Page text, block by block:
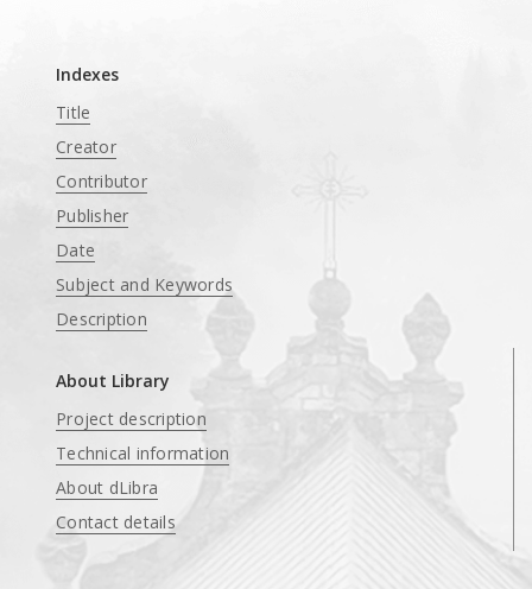
Indexes
Title
Creator
Contributor
Publisher
Date
Subject and Keywords
Description
About Library
Project description
Technical information
About dLibra
Contact details